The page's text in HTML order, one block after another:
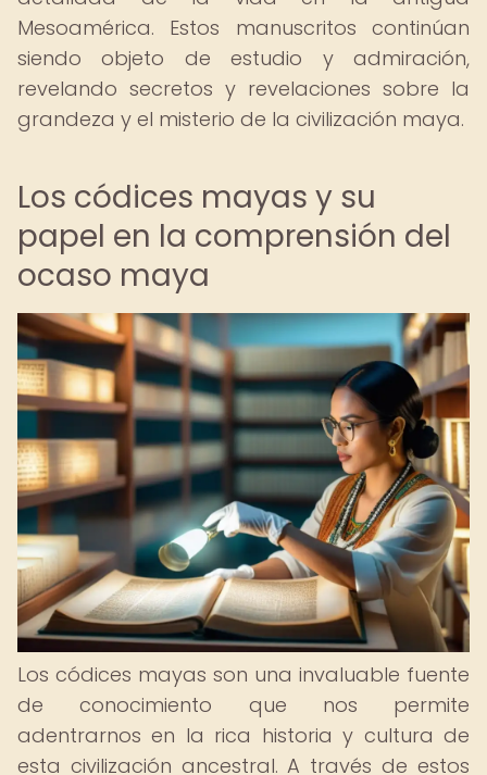
Mesoamérica. Estos manuscritos continúan
siendo objeto de estudio y admiración,
revelando secretos y revelaciones sobre la
grandeza y el misterio de la civilización maya.
Los códices mayas y su
papel en la comprensión del
ocaso maya
Los códices mayas son una invaluable fuente
de conocimiento que nos permite
adentrarnos en la rica historia y cultura de
esta civilización ancestral. A través de estos